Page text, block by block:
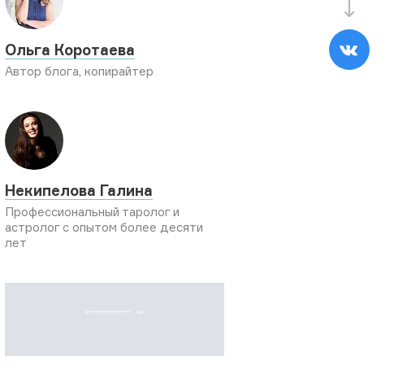
Ольга Коротаева
Автор блога, копирайтер
Некипелова Галина
Профессиональный таролог и
астролог с опытом более десяти
лет